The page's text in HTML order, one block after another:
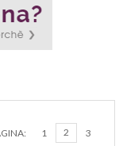
1 2 3